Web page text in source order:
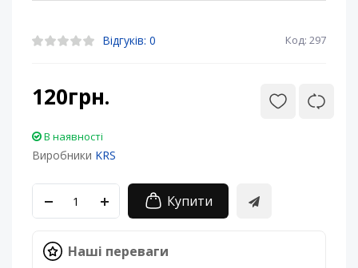
Відгуків: 0 Код: 297
120грн.
В наявності
Виробники KRS
Купити
Наші переваги